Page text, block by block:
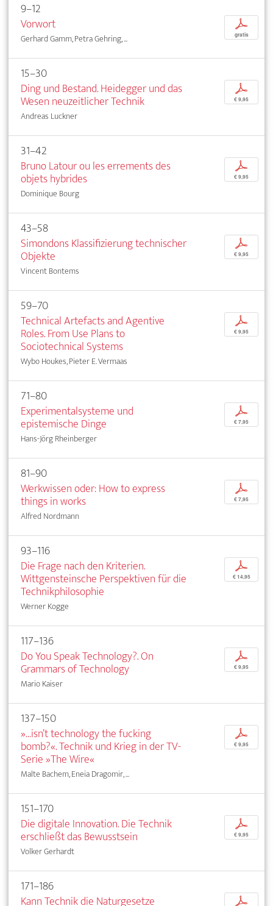
9–12
Vorwort
Gerhard Gamm, Petra Gehring, ...
p
gratis
15–30
Ding und Bestand. Heidegger und das
Wesen neuzeitlicher Technik
Andreas Luckner
p
€ 9,95
31–42
Bruno Latour ou les errements des
objets hybrides
Dominique Bourg
p
€ 9,95
43–58
Simondons Klassifizierung technischer
Objekte
Vincent Bontems
p
€ 9,95
59–70
Technical Artefacts and Agentive
Roles. From Use Plans to
Sociotechnical Systems
Wybo Houkes, Pieter E. Vermaas
p
€ 9,95
71–80
Experimentalsysteme und
epistemische Dinge
Hans-Jörg Rheinberger
p
€ 7,95
81–90
Werkwissen oder: How to express
things in works
Alfred Nordmann
p
€ 7,95
93–116
Die Frage nach den Kriterien.
Wittgensteinsche Perspektiven für die
Technikphilosophie
Werner Kogge
p
€ 14,95
117–136
Do You Speak Technology?. On
Grammars of Technology
Mario Kaiser
p
€ 9,95
137–150
»...isn’t technology the fucking
bomb?«. Technik und Krieg in der TV-
Serie »The Wire«
Malte Bachem, Eneia Dragomir, ...
p
€ 9,95
151–170
Die digitale Innovation. Die Technik
erschließt das Bewusstsein
Volker Gerhardt
p
€ 9,95
171–186
Kann Technik die Naturgesetze
p